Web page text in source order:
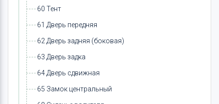
60 Тент
61 Дверь передняя
62 Дверь задняя (боковая)
63 Дверь задка
64 Дверь сдвижная
65 Замок центральный